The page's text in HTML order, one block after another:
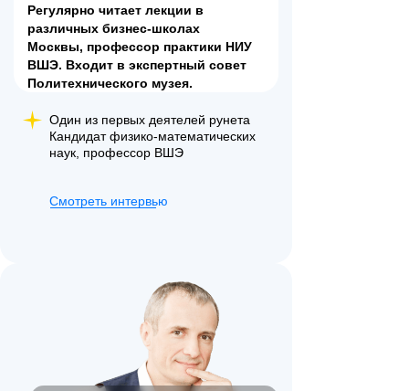
Регулярно читает лекции в
различных бизнес-школах
Москвы, профессор практики НИУ
ВШЭ. Входит в экспертный совет
Политехнического музея.
Один из первых деятелей рунета
Кандидат физико-математических
наук, профессор ВШЭ
Смотреть интервью